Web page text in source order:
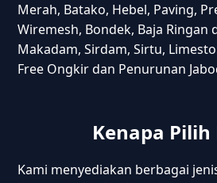
Merah, Batako, Hebel, Paving,
Wiremesh, Bondek, Baja Ringan
Makadam, Sirdam, Sirtu,
Free Ongkir dan Penurunan
Kenapa Pilih
Kami menyediakan berbagai